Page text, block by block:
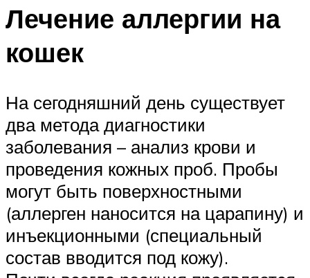
Лечение аллергии на
кошек
На сегодняшний день существует
два метода диагностики
заболевания – анализ крови и
проведения кожных проб. Пробы
могут быть поверхностными
(аллерген наносится на царапину) и
инъекционными (специальный
состав вводится под кожу).